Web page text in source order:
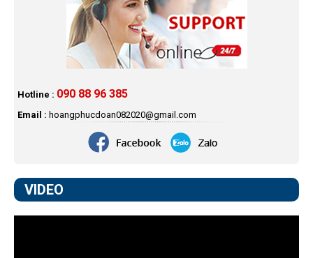
Hotline : 090 88 96 385
Email : hoangphucdoan082020@gmail.com
VIDEO